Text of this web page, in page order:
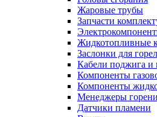
Жаровые трубы
Запчасти
Жидкотопливные
Заслонки для
Кабели поджига и
Компоненты
Компоненты
Менеджеры
Датчики пламени